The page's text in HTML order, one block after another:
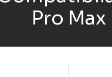
Pro Max